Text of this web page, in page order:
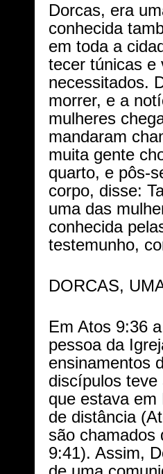
Dorcas, era
conhecida
em toda a
tecer túnicas e
necessitados.
morrer, e a
mulheres
mandaram
muita gente
quarto, e pôs-
corpo, disse:
uma das
conhecida
testemunho,
DORCAS,
Em Atos 9:36
pessoa da
ensinamentos
discípulos teve
que estava em
de distância
são chamados
9:41). Assim,